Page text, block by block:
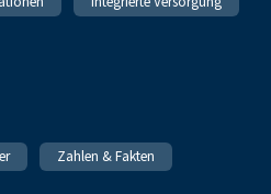
Zahlen & Fakten